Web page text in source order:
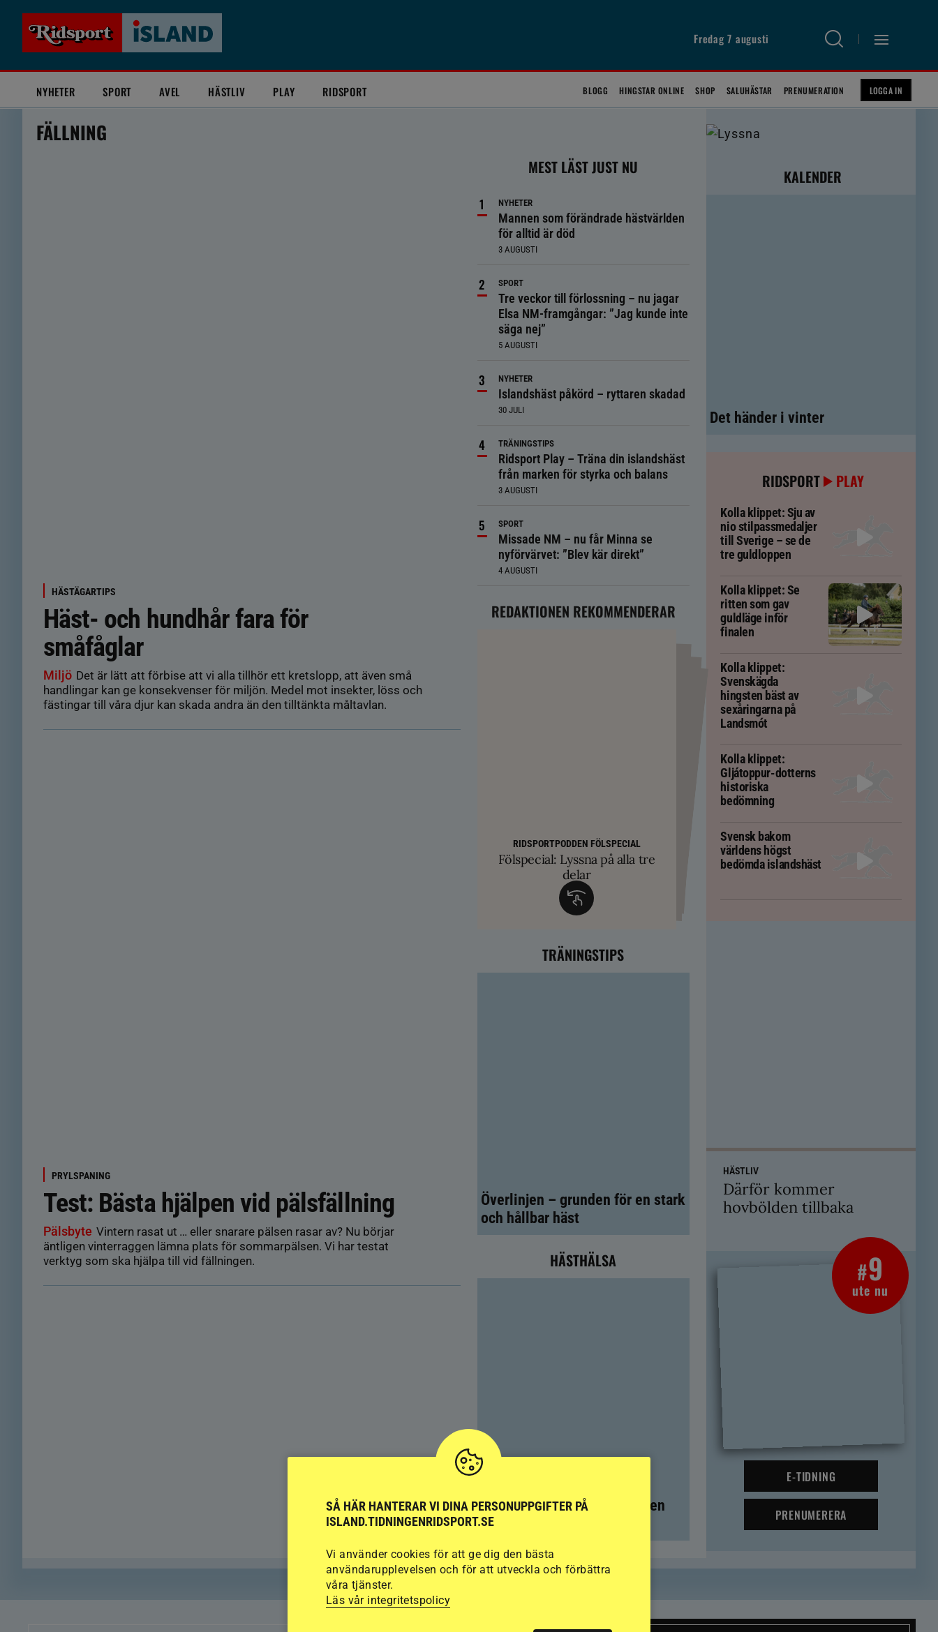
Fredag 7 augusti
NYHETER SPORT AVEL HÄSTLIV PLAY RIDSPORT BLOGG HINGSTAR ONLINE SHOP SALUHÄSTAR PRENUMERATION LOGGA IN
FÄLLNING
HÄSTÄGARTIPS
Häst- och hundhår fara för
småfåglar
Miljö Det är lätt att förbise att vi alla tillhör ett kretslopp, att även små
handlingar kan ge konsekvenser för miljön. Medel mot insekter, löss och
fästingar till våra djur kan skada andra än den tilltänkta måltavlan.
PRYLSPANING
Test: Bästa hjälpen vid pälsfällning
Pälsbyte Vintern rasat ut … eller snarare pälsen rasar av? Nu börjar
äntligen vinterraggen lämna plats för sommarpälsen. Vi har testat
verktyg som ska hjälpa till vid fällningen.
MEST LÄST JUST NU
NYHETER
Mannen som förändrade hästvärlden
för alltid är död
3 AUGUSTI
SPORT
Tre veckor till förlossning – nu jagar
Elsa NM-framgångar: ”Jag kunde inte
säga nej”
5 AUGUSTI
NYHETER
Islandshäst påkörd – ryttaren skadad
30 JULI
TRÄNINGSTIPS
Ridsport Play – Träna din islandshäst
från marken för styrka och balans
3 AUGUSTI
SPORT
Missade NM – nu får Minna se
nyförvärvet: ”Blev kär direkt”
4 AUGUSTI
REDAKTIONEN REKOMMENDERAR
RIDSPORTPODDEN FÖLSPECIAL
Fölspecial: Lyssna på alla tre
delar
TRÄNINGSTIPS
Balans och lösgjordhet krävs för att
övervinna travtakt i tölten
Färre hältor vid lösdrift – men kan
ge nya problem
SM-finalist till Tyskland och
exklusiva betäckningar
TRÄNINGSTIPS
Överlinjen – grunden för en stark
och hållbar häst
HÄSTHÄLSA
Färre hältor vid lösdrift – men
kan ge nya problem
KALENDER
Det händer i vinter
RIDSPORT PLAY
Kolla klippet: Sju av
nio stilpassmedaljer
till Sverige – se de
tre guldloppen
Kolla klippet: Se
ritten som gav
guldläge inför
finalen
Kolla klippet:
Svenskägda
hingsten bäst av
sexåringarna på
Landsmót
Kolla klippet:
Gljátoppur-dotterns
historiska
bedömning
Svensk bakom
världens högst
bedömda islandshäst
HÄSTLIV
Därför kommer
hovbölden tillbaka
#9
ute nu
E-TIDNING
PRENUMERERA
SÅ HÄR HANTERAR VI DINA PERSONUPPGIFTER PÅ
ISLAND.TIDNINGENRIDSPORT.SE
Vi använder cookies för att ge dig den bästa
användarupplevelsen och för att utveckla och förbättra
våra tjänster.
Läs vår integritetspolicy